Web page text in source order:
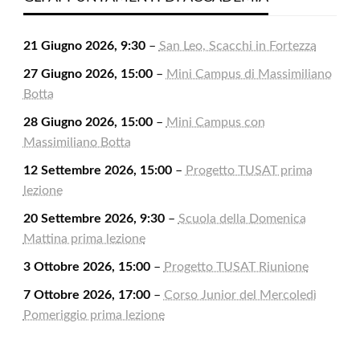
21 Giugno 2026, 9:30– San Leo, Scacchi in Fortezza
27 Giugno 2026, 15:00– Mini Campus di Massimiliano
Botta
28 Giugno 2026, 15:00– Mini Campus con
Massimiliano Botta
12 Settembre 2026, 15:00– Progetto TUSAT prima
lezione
20 Settembre 2026, 9:30– Scuola della Domenica
Mattina prima lezione
3 Ottobre 2026, 15:00– Progetto TUSAT Riunione
7 Ottobre 2026, 17:00– Corso Junior del Mercoledì
Pomeriggio prima lezione